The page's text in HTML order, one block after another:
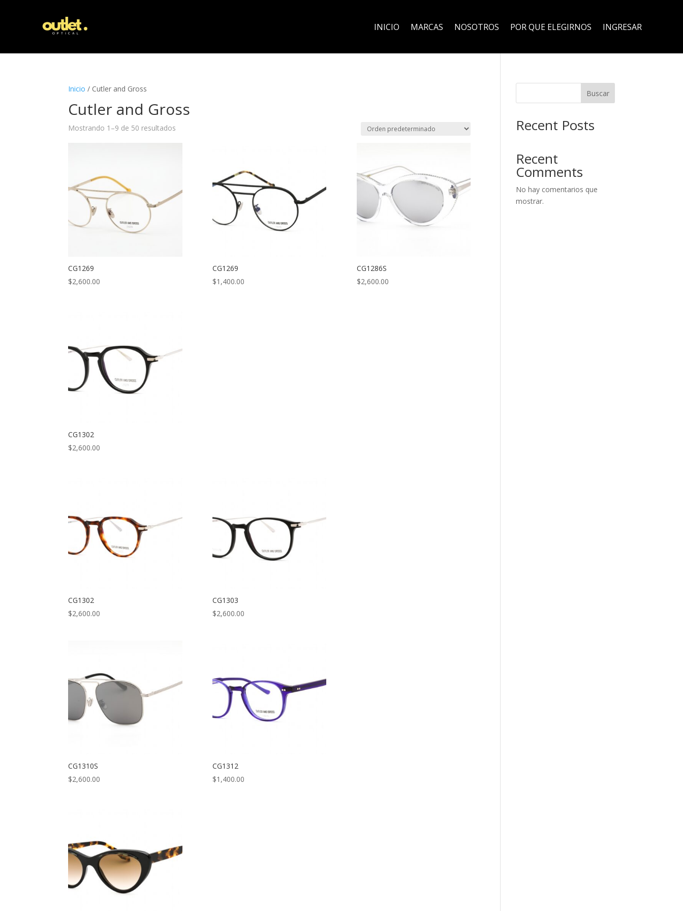
INICIO MARCAS NOSOTROS POR QUE ELEGIRNOS INGRESAR
Inicio / Cutler and Gross
Cutler and Gross
Mostrando 1–9 de 50 resultados
CG1269
$2,600.00
CG1269
$1,400.00
CG1286S
$2,600.00
CG1302
$2,600.00
CG1302
$2,600.00
CG1303
$2,600.00
CG1310S
$2,600.00
CG1312
$1,400.00
Buscar
Recent Posts
Recent
Comments
No hay comentarios que
mostrar.